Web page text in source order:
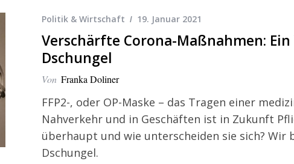
Politik & Wirtschaft 19. Januar 2021
Verschärfte Corona-Maßnahmen:
Dschungel
Von Franka Doliner
FFP2-, oder OP-Maske – das Tragen einer
Nahverkehr und in Geschäften ist in Zukunft
überhaupt und wie unterscheiden sie sich? Wir
Dschungel.